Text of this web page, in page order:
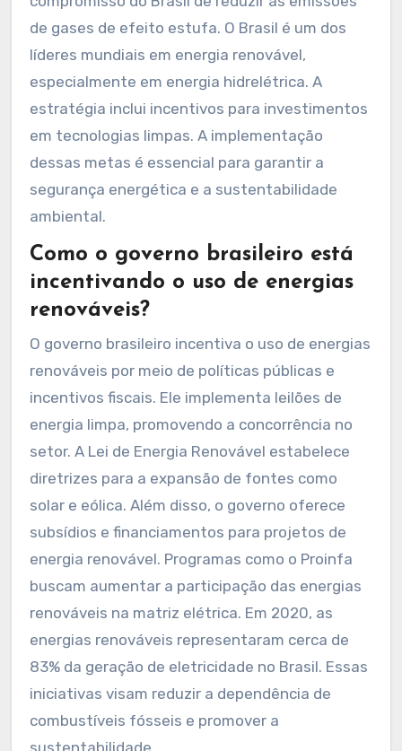
de gases de efeito estufa. O Brasil é um dos
líderes mundiais em energia renovável,
especialmente em energia hidrelétrica. A
estratégia inclui incentivos para investimentos
em tecnologias limpas. A implementação
dessas metas é essencial para garantir a
segurança energética e a sustentabilidade
ambiental.
Como o governo brasileiro está
incentivando o uso de energias
renováveis?
O governo brasileiro incentiva o uso de energias
renováveis por meio de políticas públicas e
incentivos fiscais. Ele implementa leilões de
energia limpa, promovendo a concorrência no
setor. A Lei de Energia Renovável estabelece
diretrizes para a expansão de fontes como
solar e eólica. Além disso, o governo oferece
subsídios e financiamentos para projetos de
energia renovável. Programas como o Proinfa
buscam aumentar a participação das energias
renováveis na matriz elétrica. Em 2020, as
energias renováveis representaram cerca de
83% da geração de eletricidade no Brasil. Essas
iniciativas visam reduzir a dependência de
combustíveis fósseis e promover a